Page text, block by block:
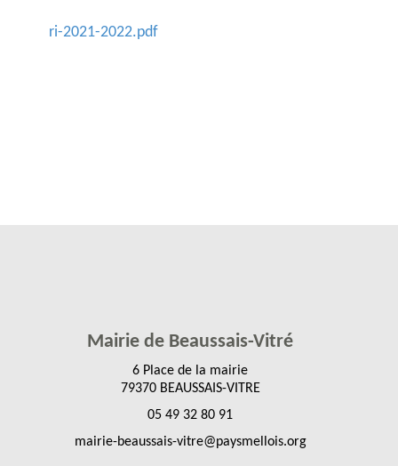
ri-2021-2022.pdf
Mairie de Beaussais-Vitré
6 Place de la mairie
79370 BEAUSSAIS-VITRE
05 49 32 80 91
mairie-beaussais-vitre@paysmellois.org